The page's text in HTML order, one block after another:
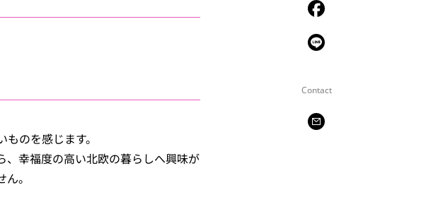
Contact
のを感じます。
、幸福度の高い北欧の暮らしへ興味が
。